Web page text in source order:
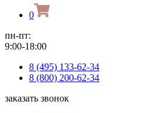
0
пн-пт:
9:00-18:00
8 (495) 133-62-34
8 (800) 200-62-34
заказать звонок